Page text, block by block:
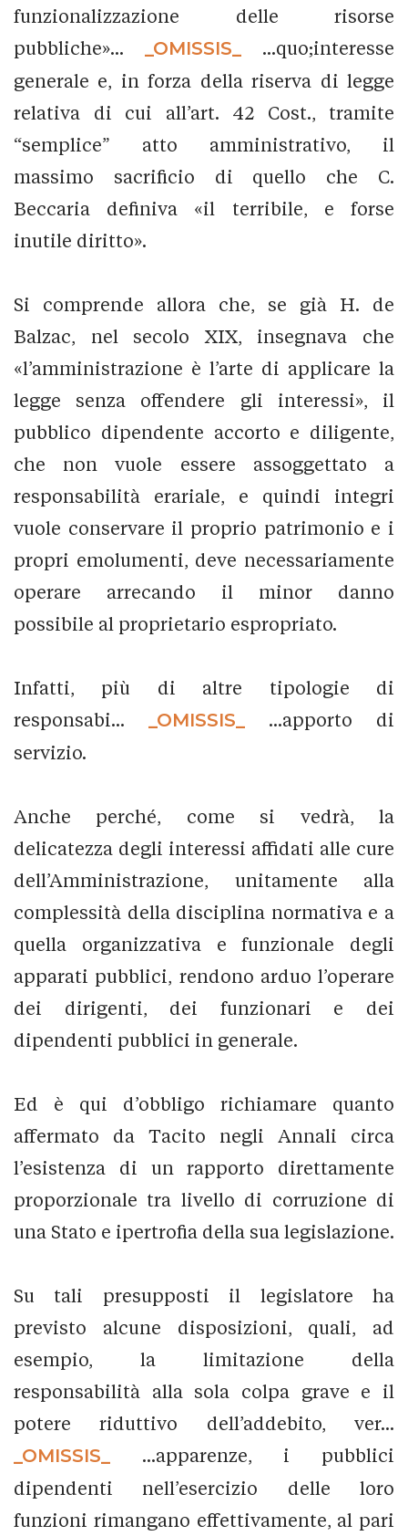
funzionalizzazione delle risorse
pubbliche»...
_OMISSIS_
...quo;interesse
generale e, in forza della riserva di legge
relativa di cui all’art. 42 Cost., tramite
“semplice” atto amministrativo, il
massimo sacrificio di quello che C.
Beccaria definiva «il terribile, e forse
inutile diritto».
Si comprende allora che, se già H. de
Balzac, nel secolo XIX, insegnava che
«l’amministrazione è l’arte di applicare la
legge senza offendere gli interessi», il
pubblico dipendente accorto e diligente,
che non vuole essere assoggettato a
responsabilità erariale, e quindi integri
vuole conservare il proprio patrimonio e i
propri emolumenti, deve necessariamente
operare arrecando il minor danno
possibile al proprietario espropriato.
Infatti, più di altre tipologie di
responsabi...
_OMISSIS_
...apporto di
servizio.
Anche perché, come si vedrà, la
delicatezza degli interessi affidati alle cure
dell’Amministrazione, unitamente alla
complessità della disciplina normativa e a
quella organizzativa e funzionale degli
apparati pubblici, rendono arduo l’operare
dei dirigenti, dei funzionari e dei
dipendenti pubblici in generale.
Ed è qui d’obbligo richiamare quanto
affermato da Tacito negli Annali circa
l’esistenza di un rapporto direttamente
proporzionale tra livello di corruzione di
una Stato e ipertrofia della sua legislazione.
Su tali presupposti il legislatore ha
previsto alcune disposizioni, quali, ad
esempio, la limitazione della
responsabilità alla sola colpa grave e il
potere riduttivo dell’addebito, ver...
_OMISSIS_
...apparenze, i pubblici
dipendenti nell’esercizio delle loro
funzioni rimangano effettivamente, al pari